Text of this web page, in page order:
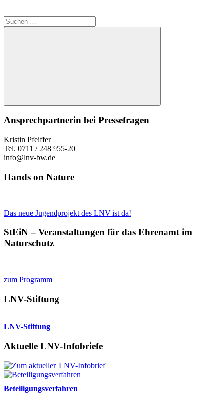
Suchen
nach:
Suchen
Ansprechpartnerin bei Pressefragen
Kristin Pfeiffer
Tel. 0711 / 248 955-20
info@lnv-bw.de
Hands on Nature
Das neue Jugendprojekt des LNV ist da!
StEiN – Veranstaltungen für das Ehrenamt im
Naturschutz
zum Programm
LNV-Stiftung
LNV-Stiftung
Aktuelle LNV-Infobriefe
Beteiligungsverfahren